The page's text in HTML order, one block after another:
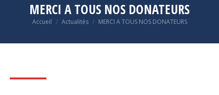
MERCI A TOUS NOS DONATEURS
Vous êtes ici :
Accueil Actualités MERCI A TOUS NOS DONATEURS